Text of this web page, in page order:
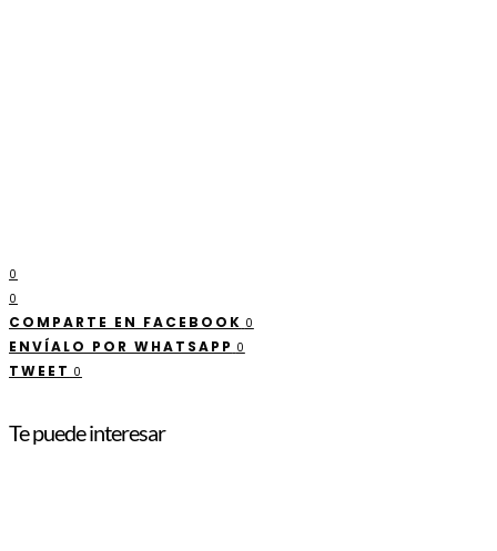
0
0
COMPARTE EN FACEBOOK 0
ENVÍALO POR WHATSAPP 0
TWEET 0
Te puede interesar